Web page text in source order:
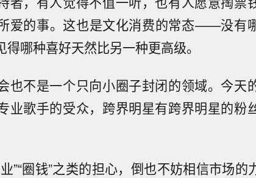
爱的事。这也是文化消费的常态——没有
哪种喜好天然比另一种更高级。
也不是一个只向小圈子封闭的领域。今天
业歌手的受众，跨界明星有跨界明星的粉
”“圈钱”之类的担心，倒也不妨相信市场的